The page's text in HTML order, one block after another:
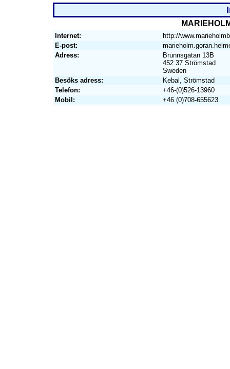
Internet:
http://
E-post:
Adress:
Brunnsgatan 13B
452 37 Strömstad
Sweden
Besöks adress:
Kebal, Strömstad
Telefon:
+46-(0)526-13960
Mobil:
+46 (0)708-655623